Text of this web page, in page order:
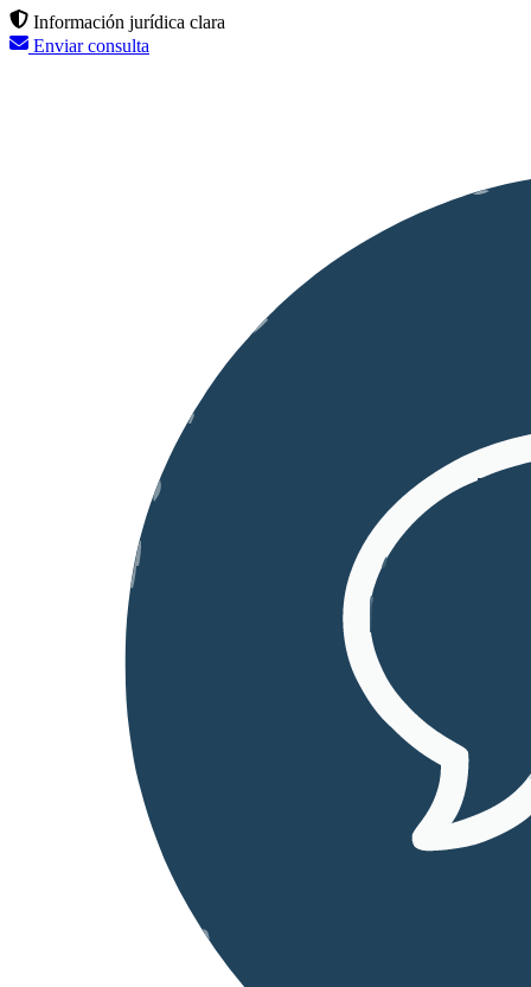
Información jurídica clara
Enviar consulta